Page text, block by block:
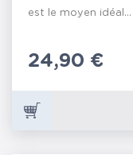
est le moyen idéal...
Prix
24,90 €